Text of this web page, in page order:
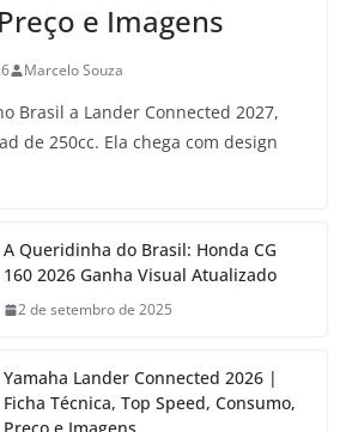
e Imagens
Marcelo Souza
Brasil a Lander Connected 2027,
de 250cc. Ela chega com design
A Queridinha do Brasil: Honda CG
160 2026 Ganha Visual Atualizado
2 de setembro de 2025
Yamaha Lander Connected 2026 |
Ficha Técnica, Top Speed, Consumo,